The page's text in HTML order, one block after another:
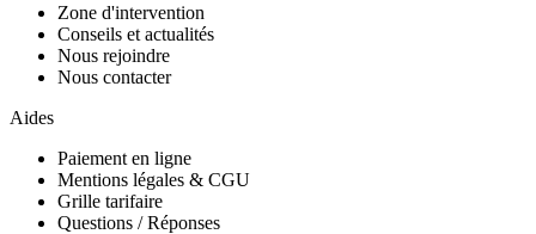
Zone d'intervention
Conseils et actualités
Nous rejoindre
Nous contacter
Aides
Paiement en ligne
Mentions légales & CGU
Grille tarifaire
Questions / Réponses